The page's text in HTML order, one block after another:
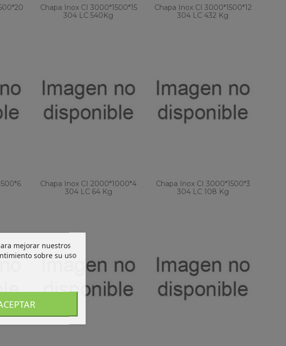
Chapa Inox CI 3000*1500*15
304 LC 540Kg
Chapa Inox CI 3000*1500*12
304 LC 432 Kg
Chapa Inox CI 2000*1000*4
304 LC 64 Kg
Chapa Inox CI 3000*1500*3
304 LC 108 Kg
mejorar nuestros
sobre su uso